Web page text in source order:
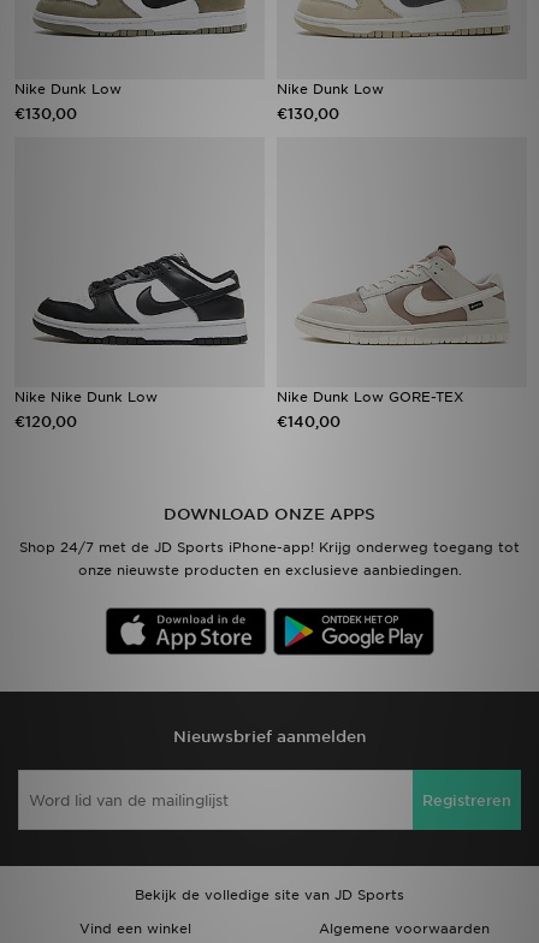
Nike Dunk Low
€130,00
Nike Dunk Low
€130,00
Nike Nike Dunk Low
€120,00
Nike Dunk Low GORE-TEX
€140,00
DOWNLOAD ONZE APPS
Shop 24/7 met de JD Sports iPhone-app! Krijg onderweg toegang tot
onze nieuwste producten en exclusieve aanbiedingen.
Nieuwsbrief aanmelden
Registreren
Bekijk de volledige site van JD Sports
Vind een winkel
Algemene voorwaarden
Mijn JD
Klantenservice